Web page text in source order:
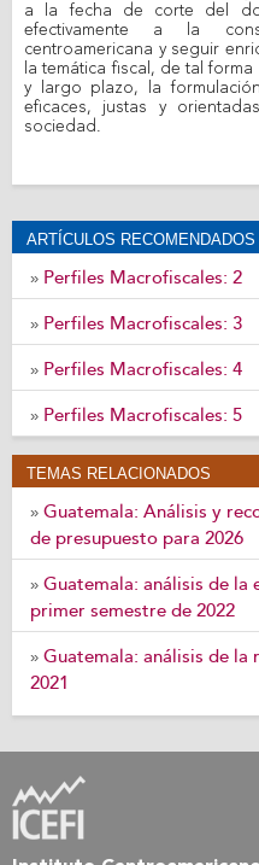
a la fecha de corte del
efectivamente a la
centroamericana y seguir
la temática fiscal, de tal
y largo plazo, la
eficaces, justas y
sociedad.
ARTÍCULOS RECOMENDADOS
» Perfiles Macrofiscales: 2
» Perfiles Macrofiscales: 3
» Perfiles Macrofiscales: 4
» Perfiles Macrofiscales: 5
TEMAS RELACIONADOS
» Guatemala: Análisis y
de presupuesto para 2026
» Guatemala: análisis de la
primer semestre de 2022
» Guatemala: análisis de la
2021